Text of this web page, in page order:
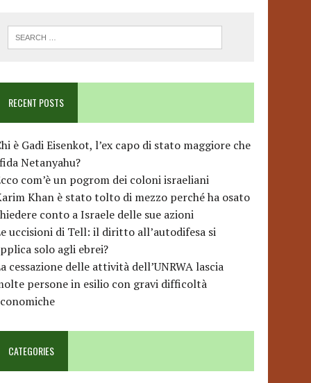
RECENT POSTS
è Gadi Eisenkot, l’ex capo di stato maggiore che
Netanyahu?
com’è un pogrom dei coloni israeliani
Khan è stato tolto di mezzo perché ha osato
conto a Israele delle sue azioni
uccisioni di Tell: il diritto all’autodifesa si
solo agli ebrei?
cessazione delle attività dell’UNRWA lascia
persone in esilio con gravi difficoltà
CATEGORIES